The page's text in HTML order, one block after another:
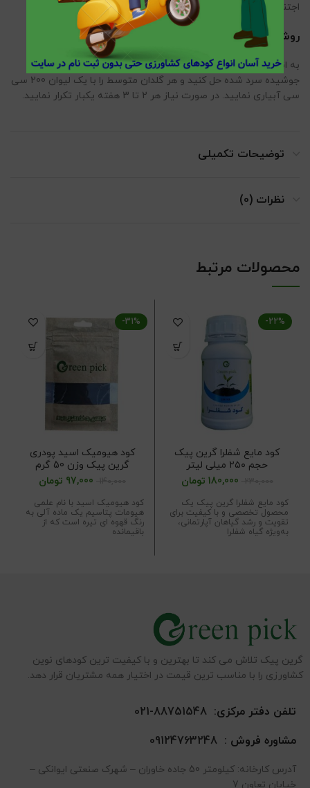
اجتناب کنید.
روش مصرف:
به اندازه یک درب بطری از محلول مایع کود پتوس را در یک لیتر آب
جوشیده سرد شده حل کنید و هر گلدان متوسط را با یک لیوان 200 سی
سی آبیاری نمایید. در صورت نیاز هر 2 تا 3 هفته یکبار تکرار نمایید.
توضیحات تکمیلی
نظرات (0)
محصولات مرتبط
-22%
کود مایع شفلرا گرین پیک
حجم ۲۵۰ میلی لیتر
180,000 تومان
کود مایع شفلرا گرین پیک یک
محصول تخصصی و با کیفیت برای
تقویت و رشد گیاهان آپارتمانی،
به‌ویژه گیاه شفلرا
-31%
کود هیومیک اسید پودری
گرین پیک وزن 50 گرم
97,000 تومان
کود هیومیک اسید با نام علمی
هیومات پتاسیم یک ماده آلی به
رنگ قهوه ای تیره است که از
باقیمانده
گرین پیک تلاش می کند تا بهترین و با کیفیت ترین کودهای نوین
کشاورزی را با مناسب ترین قیمت در اختیار همه مشتریان قرار دهد.
تلفن دفتر مرکزی:88751548-021
مشاوره فروش :09124763248
آدرس کارخانه: کیلومتر 50 جاده خاوران – شهرک صنعتی ایوانکی –
خیابان تعاون 7